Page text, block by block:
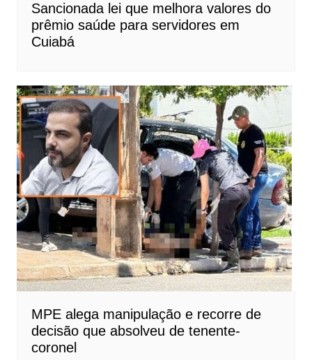
Sancionada lei que melhora valores do
prêmio saúde para servidores em
Cuiabá
MPE alega manipulação e recorre de
decisão que absolveu de tenente-
coronel